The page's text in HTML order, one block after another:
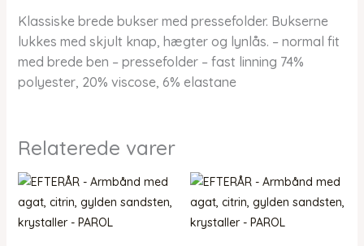
Klassiske brede bukser med pressefolder. Bukserne
lukkes med skjult knap, hægter og lynlås. – normal fit
med brede ben – pressefolder – fast linning 74%
polyester, 20% viscose, 6% elastane
Relaterede varer